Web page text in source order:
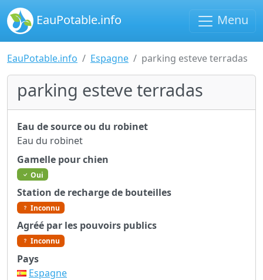
EauPotable.info Menu
EauPotable.info Espagne parking esteve terradas
parking esteve terradas
Eau de source ou du robinet
Eau du robinet
Gamelle pour chien
Oui
Station de recharge de bouteilles
Inconnu
Agréé par les pouvoirs publics
Inconnu
Pays
Espagne